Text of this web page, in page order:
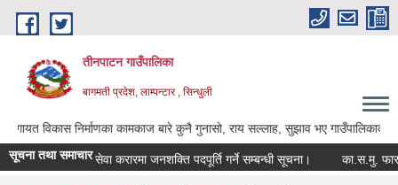
Skip to main content
तीनपाटन गाउँपालिका
बागमती प्रदेश, लाम्पन्टार , सिन्धुली
निर्माणका कामकाज बारे कुनै गुनासो, राय सल्लाह, सुझाव भए गाउँपालिकाका
सूचना तथा समाचारसेवा करारमा जनशक्ति पदपूर्ति गर्ने सम्बन्धी सूचना। का.स.मु. फारम